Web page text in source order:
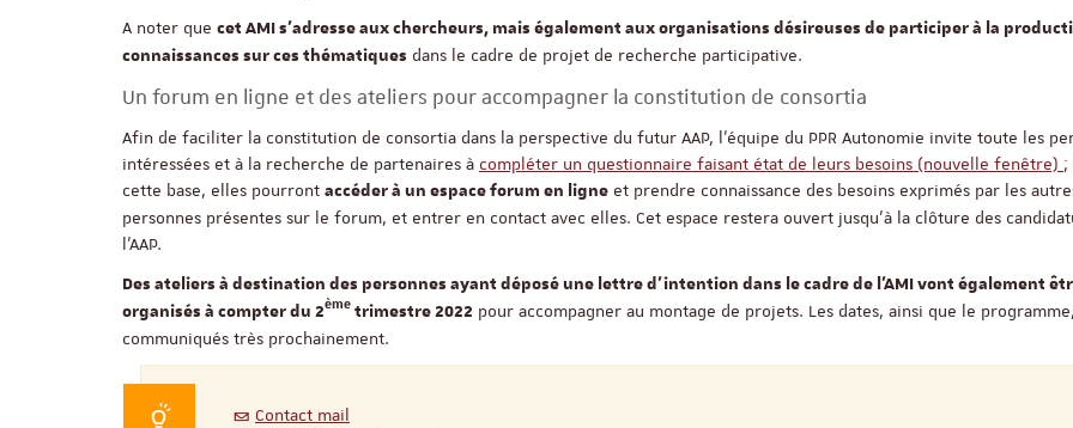
A noter que cet AMI s’adresse aux chercheurs, mais également aux organisations désireuses de participer à la
connaissances sur ces thématiques dans le cadre de projet de recherche participative.
Un forum en ligne et des ateliers pour accompagner la constitution de consortia
Afin de faciliter la constitution de consortia dans la perspective du futur AAP, l’équipe du PPR Autonomie invite toute les
intéressées et à la recherche de partenaires à compléter un questionnaire faisant état de leurs besoins (nouvelle fenêtre) ;
cette base, elles pourront accéder à un espace forum en ligne et prendre connaissance des besoins exprimés par les
personnes présentes sur le forum, et entrer en contact avec elles. Cet espace restera ouvert jusqu’à la clôture des
l’AAP.
Des ateliers à destination des personnes ayant déposé une lettre d’intention dans le cadre de l’AMI vont également
organisés à compter du 2èmetrimestre 2022 pour accompagner au montage de projets. Les dates, ainsi que le
communiqués très prochainement.
Contact mail
17
Salle